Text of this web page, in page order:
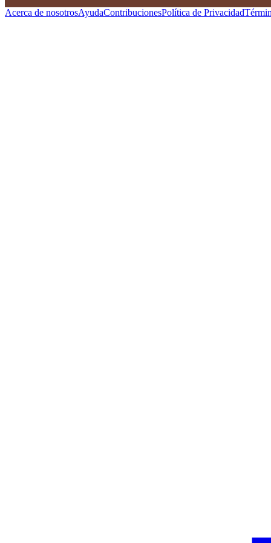
Acerca de nosotrosAyudaContribucionesPolítica de Privacidad